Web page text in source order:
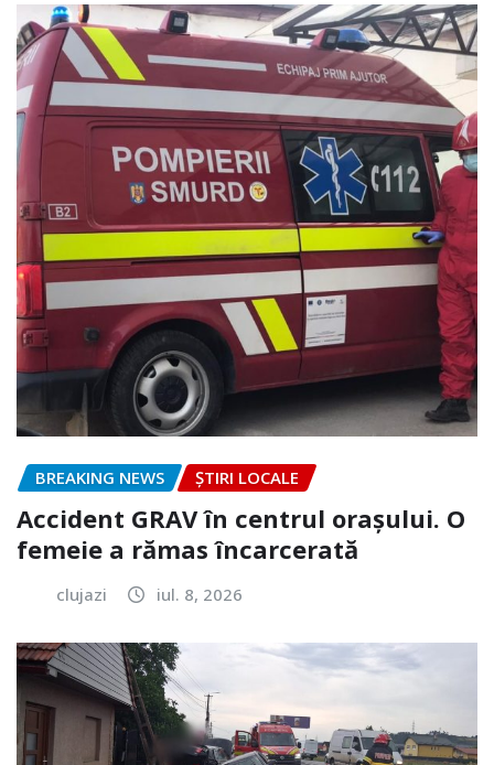
BREAKING NEWS ȘTIRI LOCALE
Accident GRAV în centrul orașului. O
femeie a rămas încarcerată
clujazi iul. 8, 2026